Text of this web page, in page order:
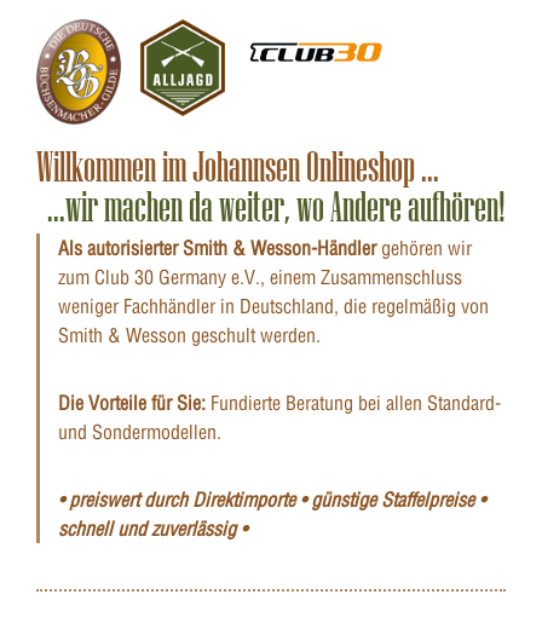
Willkommen im Johannsen Onlineshop ...
...wir machen da weiter, wo Andere aufhören!
Als autorisierter Smith & Wesson-Händlergehören wir
zum Club 30 Germany e.V., einem Zusammenschluss
weniger Fachhändler in Deutschland, die regelmäßig von
Smith & Wesson geschult werden.
Die Vorteile für Sie: Fundierte Beratung bei allen Standard-
und Sondermodellen.
• preiswert durch Direktimporte • günstige Staffelpreise •
schnell und zuverlässig •